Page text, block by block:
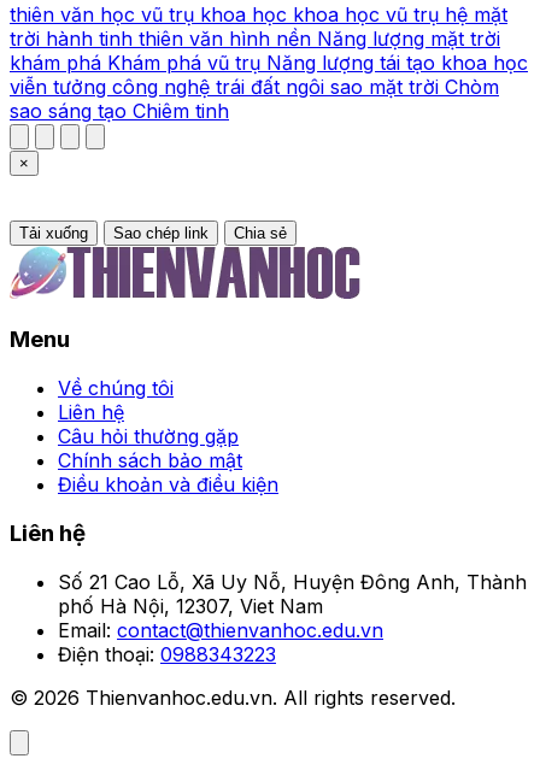
thiên văn học vũ trụ khoa học khoa học vũ trụ hệ mặt
trời hành tinh thiên văn hình nền Năng lượng mặt trời
khám phá Khám phá vũ trụ Năng lượng tái tạo khoa học
viễn tưởng công nghệ trái đất ngôi sao mặt trời Chòm
sao sáng tạo Chiêm tinh
×
Tải xuống Sao chép link Chia sẻ
Menu
Về chúng tôi
Liên hệ
Câu hỏi thường gặp
Chính sách bảo mật
Điều khoản và điều kiện
Liên hệ
Số 21 Cao Lỗ, Xã Uy Nỗ, Huyện Đông Anh, Thành
phố Hà Nội, 12307, Viet Nam
Email: contact@thienvanhoc.edu.vn
Điện thoại: 0988343223
© 2026 Thienvanhoc.edu.vn. All rights reserved.